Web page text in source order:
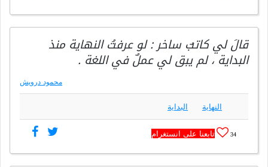
قالَ لي كاتبٌ ساخر : لو عرفتُ النهاية منذ
البداية ، لم يبق لي عملٌ في اللغة .
محمود درويش
النهاية البداية
34 تابعنا على انستغرام